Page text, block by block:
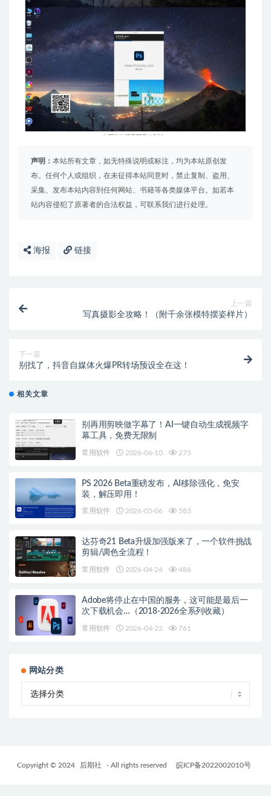
声明： 本站所有文章，如无特殊说明或标注，均为本站原创发
布。任何个人或组织，在未征得本站同意时，禁止复制、盗用、
采集、发布本站内容到任何网站、书籍等各类媒体平台。如若本
站内容侵犯了原著者的合法权益，可联系我们进行处理。
海报 链接
上一篇
写真摄影全攻略！（附千余张模特摆姿样片）
下一篇
别找了，抖音自媒体火爆PR转场预设全在这！
相关文章
别再用剪映做字幕了！AI一键自动生成视频字
幕工具，免费无限制
常用软件 2026-06-10 275
PS 2026 Beta重磅发布，AI移除强化，免安
装，解压即用！
常用软件 2026-05-06 583
达芬奇21 Beta升级加强版来了，一个软件挑战
剪辑/调色全流程！
常用软件 2026-04-24 486
Adobe将停止在中国的服务，这可能是最后一
次下载机会…（2018-2026全系列收藏）
常用软件 2026-04-22 761
网站分类
Copyright © 2024 后期社 - All rights reserved 皖ICP备2022002010号